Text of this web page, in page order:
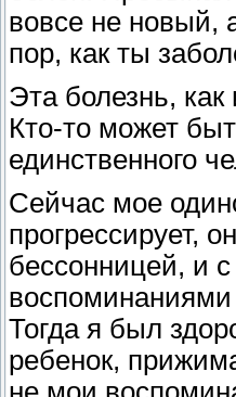
вовсе не новый,
пор, как ты
Эта болезнь,
Кто-то может
единственного
Сейчас мое
прогрессирует,
бессонницей, и
Тогда я был
ребенок,